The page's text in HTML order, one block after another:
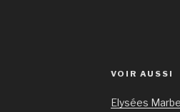
VOIR AUSSI
Elysées